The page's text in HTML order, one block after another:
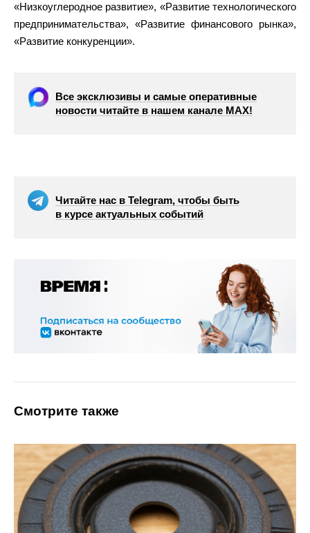
«Низкоуглеродное развитие», «Развитие технологического
предпринимательства», «Развитие финансового рынка»,
«Развитие конкуренции».
Все эксклюзивы и самые оперативные
новости читайте в нашем канале МАХ!
Читайте нас в Telegram, чтобы быть
в курсе актуальных событий
Смотрите также